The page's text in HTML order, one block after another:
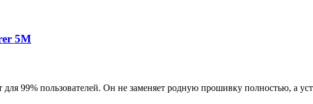
5M
99% пользователей. Он не заменяет родную прошивку полностью, а